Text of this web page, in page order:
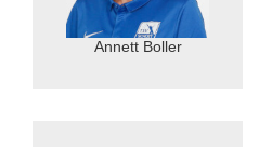
Annett Boller